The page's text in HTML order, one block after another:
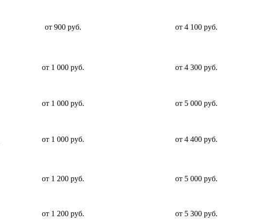
от 900 руб. от 4 100 руб.
от 1 000 руб. от 4 300 руб.
от 1 000 руб. от 5 000 руб.
от 1 000 руб. от 4 400 руб.
от 1 200 руб. от 5 000 руб.
от 1 200 руб. от 5 300 руб.